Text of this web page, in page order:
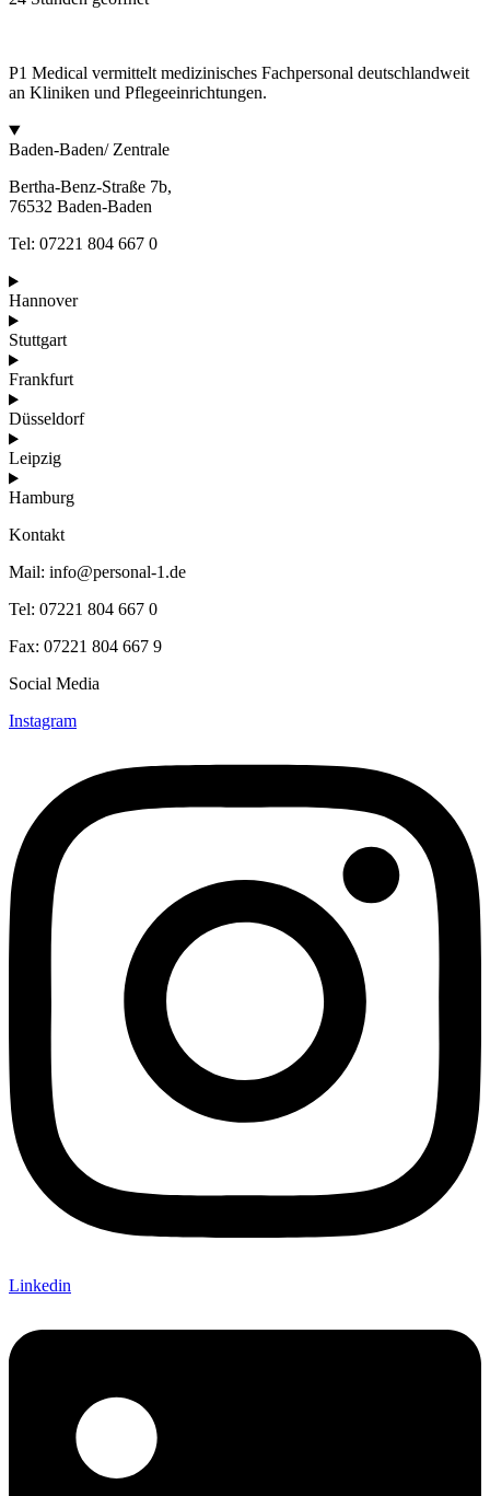
P1 Medical vermittelt medizinisches Fachpersonal deutschlandweit
an Kliniken und Pflegeeinrichtungen.
Baden-Baden/ Zentrale
Bertha-Benz-Straße 7b,
76532 Baden-Baden
Tel: 07221 804 667 0
Hannover
Stuttgart
Frankfurt
Düsseldorf
Leipzig
Hamburg
Kontakt
Mail: info@personal-1.de
Tel: 07221 804 667 0
Fax: 07221 804 667 9
Social Media
Instagram
Linkedin